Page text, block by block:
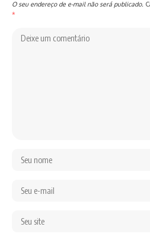
O seu endereço de e-mail não será publicado.
*